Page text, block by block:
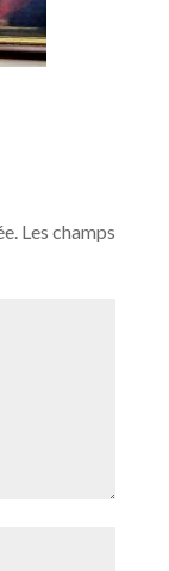
Les champs